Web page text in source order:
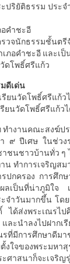
ริยัติธรรม ประจ
คำชะอี
วจนักธรรมชั้นต
ภอคำชะอี และเ
ดโพธิ์ศรีแก้ว
ดีเด่น
ยนวัดโพธิ์ศรีแก้ว
นวัดโพธิ์ศรีแก้ว
ำงานคณะสงฆ์ป
๙ ปีเศษ ในช่วง
ชนชาวบ้านทั่ว ๆ
น ทำการเจริญส
ปกครอง การศึกษ
ลเป็นที่น่าภูมิใจ
จำวันมากขึ้น โด
ด้ส่งพระเณรไป
ละนำลงไปฝากเ
ที่มีการศึกษาดีม
ใจของพระมหา
าสนาก็จะเจริญรุ่